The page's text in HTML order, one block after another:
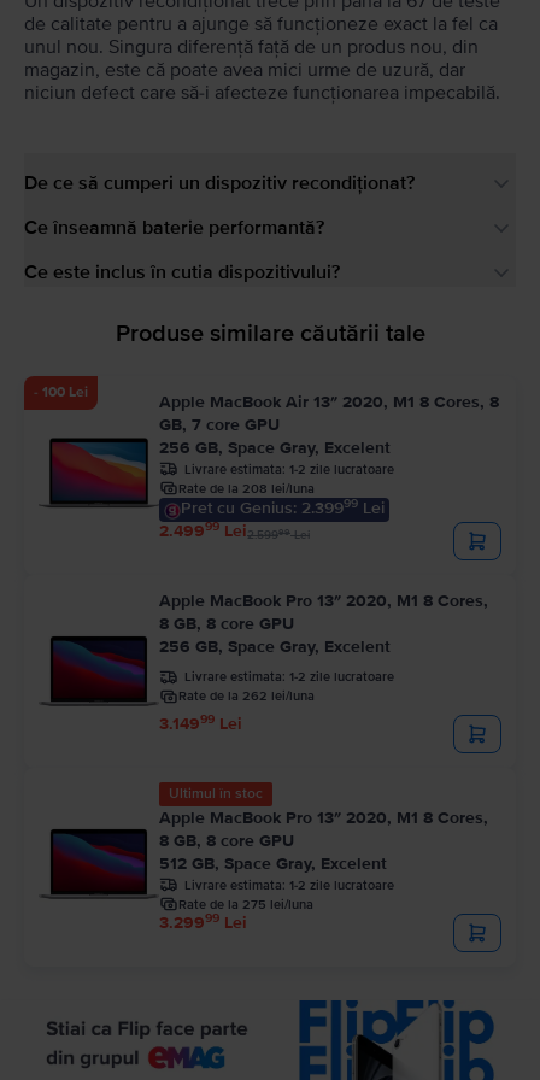
de calitate pentru a ajunge să funcționeze exact la fel ca
unul nou. Singura diferență față de un produs nou, din
magazin, este că poate avea mici urme de uzură, dar
niciun defect care să-i afecteze funcționarea impecabilă.
De ce să cumperi un dispozitiv recondiționat?
Ce înseamnă baterie performantă?
Ce este inclus în cutia dispozitivului?
Produse similare căutării tale
- 100 Lei
Apple MacBook Air 13″ 2020, M1 8 Cores, 8
GB, 7 core GPU
256 GB, Space Gray, Excelent
Livrare estimata: 1-2 zile lucratoare
Rate de la 208 lei/luna
Pret cu Genius: 2.39999 Lei
2.49999 Lei2.59999Lei
Apple MacBook Pro 13″ 2020, M1 8 Cores,
8 GB, 8 core GPU
256 GB, Space Gray, Excelent
Livrare estimata: 1-2 zile lucratoare
Rate de la 262 lei/luna
3.14999 Lei
Ultimul în stoc
Apple MacBook Pro 13″ 2020, M1 8 Cores,
8 GB, 8 core GPU
512 GB, Space Gray, Excelent
Livrare estimata: 1-2 zile lucratoare
Rate de la 275 lei/luna
3.29999 Lei